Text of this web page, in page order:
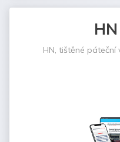
HN, tištěné páteční